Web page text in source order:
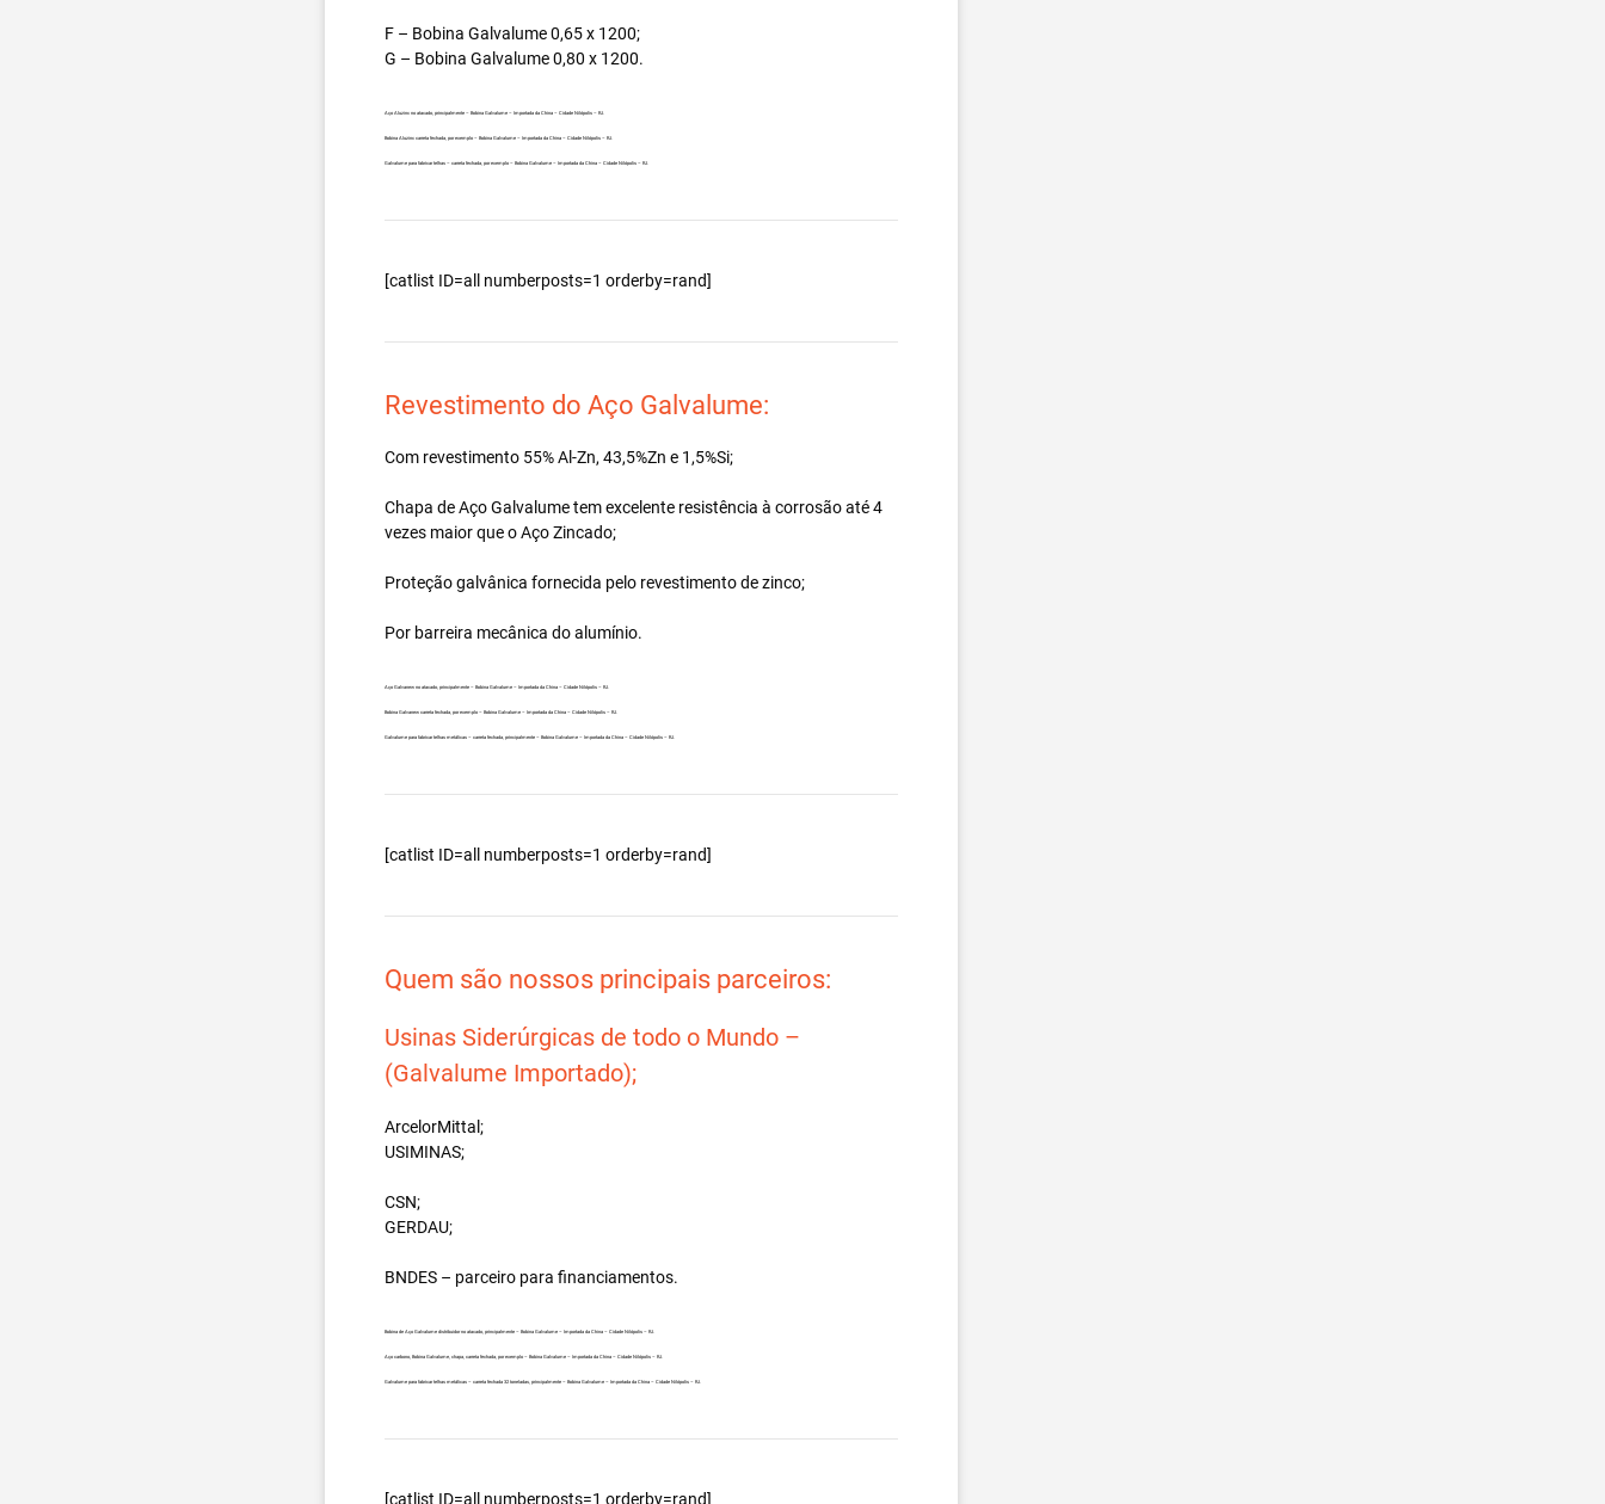
F – Bobina Galvalume 0,65 x 1200;
G – Bobina Galvalume 0,80 x 1200.
Aço Aluzinc no atacado, principalmente – Bobina Galvalume – Importada da China – Cidade Nilópolis – RJ.
Bobina Aluzinc carreta fechada, por exemplo – Bobina Galvalume – Importada da China – Cidade Nilópolis – RJ.
Galvalume para fabricar telhas – carreta fechada, por exemplo – Bobina Galvalume – Importada da China – Cidade Nilópolis – RJ.
[catlist ID=all numberposts=1 orderby=rand]
Revestimento do Aço Galvalume:
Com revestimento 55% Al-Zn, 43,5%Zn e 1,5%Si;
Chapa de Aço Galvalume tem excelente resistência à corrosão até 4
vezes maior que o Aço Zincado;
Proteção galvânica fornecida pelo revestimento de zinco;
Por barreira mecânica do alumínio.
Aço Galvanew no atacado, principalmente – Bobina Galvalume – Importada da China – Cidade Nilópolis – RJ.
Bobina Galvanew carreta fechada, por exemplo – Bobina Galvalume – Importada da China – Cidade Nilópolis – RJ.
Galvalume para fabricar telhas metálicas – carreta fechada, principalmente – Bobina Galvalume – Importada da China – Cidade Nilópolis – RJ.
[catlist ID=all numberposts=1 orderby=rand]
Quem são nossos principais parceiros:
Usinas Siderúrgicas de todo o Mundo –
(Galvalume Importado);
ArcelorMittal;
USIMINAS;
CSN;
GERDAU;
BNDES – parceiro para financiamentos.
Bobina de Aço Galvalume distribuidor no atacado, principalmente – Bobina Galvalume – Importada da China – Cidade Nilópolis – RJ.
Aço carbono, Bobina Galvalume, chapa, carreta fechada, por exemplo – Bobina Galvalume – Importada da China – Cidade Nilópolis – RJ.
Galvalume para fabricar telhas metálicas – carreta fechada 32 toneladas, principalmente – Bobina Galvalume – Importada da China – Cidade Nilópolis – RJ.
[catlist ID=all numberposts=1 orderby=rand]